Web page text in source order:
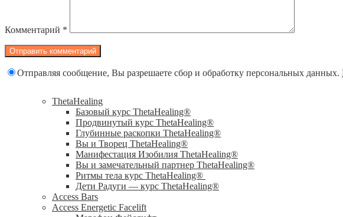
Комментарий *
Отправляя сообщение, Вы разрешаете сбор и обработку персональных данных.
ThetaHealing
Базовый курс ThetaHealing®
Продвинутый курс ThetaHealing®
Глубинные раскопки ThetaHealing®
Вы и Творец ThetaHealing®
Манифестация Изобилия ThetaHealing®
Вы и замечательный партнер ThetaHealing®
Ритмы тела курс ThetaHealing®
Дети Радуги — курс ThetaHealing®
Access Bars
Access Energetic Facelift